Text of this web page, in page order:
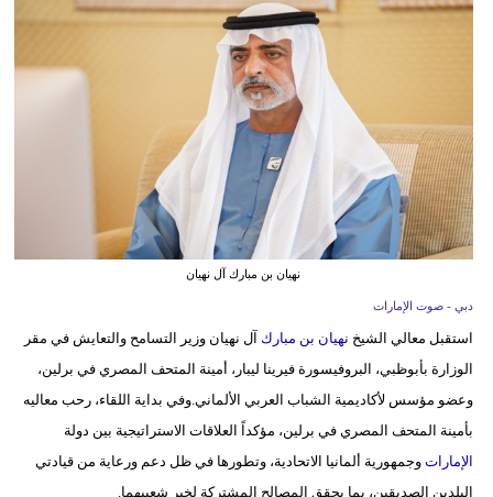
أزياء
إسلامية
علوم
وتكنولوجيا
نهيان بن مبارك آل نهيان
دبي - صوت الإمارات
استقبل معالي الشيخ نهيان بن مبارك آل نهيان وزير التسامح والتعايش في مقر
الوزارة بأبوظبي، البروفيسورة فيرينا ليبار، أمينة المتحف المصري في برلين،
وعضو مؤسس لأكاديمية الشباب العربي الألماني.وفي بداية اللقاء، رحب معاليه
بأمينة المتحف المصري في برلين، مؤكداً العلاقات الاستراتيجية بين دولة
الإماراتوجمهورية ألمانيا الاتحادية، وتطورها في ظل دعم ورعاية من قيادتي
البلدين الصديقين، بما يحقق المصالح المشتركة لخير شعبيهما.